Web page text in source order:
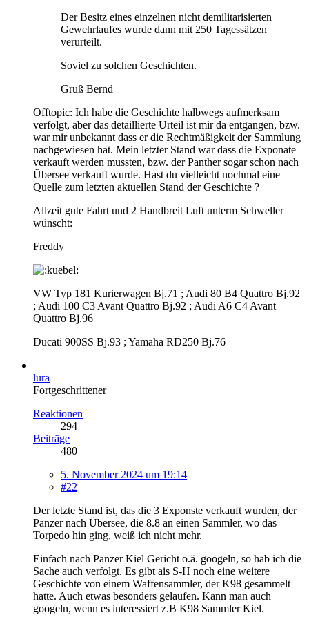
Der Besitz eines einzelnen nicht demilitarisierten
Gewehrlaufes wurde dann mit 250 Tagessätzen
verurteilt.
Soviel zu solchen Geschichten.
Gruß Bernd
Offtopic: Ich habe die Geschichte halbwegs aufmerksam
verfolgt, aber das detaillierte Urteil ist mir da entgangen, bzw.
war mir unbekannt dass er die Rechtmäßigkeit der Sammlung
nachgewiesen hat. Mein letzter Stand war dass die Exponate
verkauft werden mussten, bzw. der Panther sogar schon nach
Übersee verkauft wurde. Hast du vielleicht nochmal eine
Quelle zum letzten aktuellen Stand der Geschichte ?
Allzeit gute Fahrt und 2 Handbreit Luft unterm Schweller
wünscht:
Freddy
VW Typ 181 Kurierwagen Bj.71 ; Audi 80 B4 Quattro Bj.92
; Audi 100 C3 Avant Quattro Bj.92 ; Audi A6 C4 Avant
Quattro Bj.96
Ducati 900SS Bj.93 ; Yamaha RD250 Bj.76
lura
Fortgeschrittener
Reaktionen
294
Beiträge
480
5. November 2024 um 19:14
#22
Der letzte Stand ist, das die 3 Exponste verkauft wurden, der
Panzer nach Übersee, die 8.8 an einen Sammler, wo das
Torpedo hin ging, weiß ich nicht mehr.
Einfach nach Panzer Kiel Gericht o.ä. googeln, so hab ich die
Sache auch verfolgt. Es gibt ais S-H noch eine weitere
Geschichte von einem Waffensammler, der K98 gesammelt
hatte. Auch etwas besonders gelaufen. Kann man auch
googeln, wenn es interessiert z.B K98 Sammler Kiel.